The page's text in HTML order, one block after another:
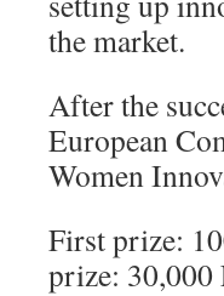
the market.
After the
European
Women
First prize:
prize: 30,000